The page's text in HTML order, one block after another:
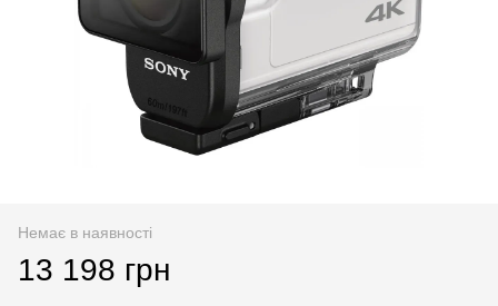
Немає в наявності
13 198 грн